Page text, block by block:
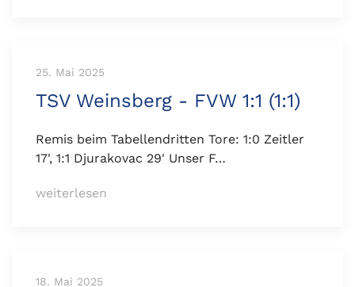
25. Mai 2025
TSV Weinsberg - FVW 1:1 (1:1)
Remis beim Tabellendritten Tore: 1:0 Zeitler
17', 1:1 Djurakovac 29' Unser F…
weiterlesen
18. Mai 2025